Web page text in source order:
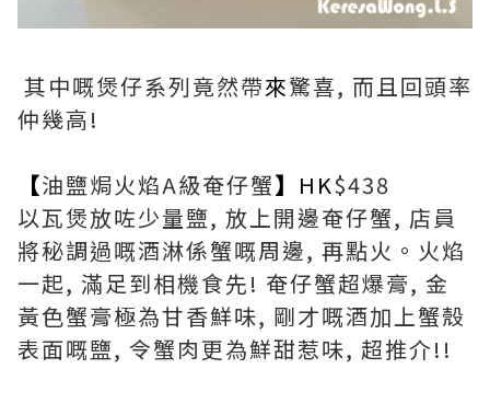
其中嘅煲仔系列竟然帶來驚喜, 而且回頭率
仲幾高!
【油鹽焗火焰A級奄仔蟹】 HK$438
以瓦煲放咗少量鹽, 放上開邊奄仔蟹, 店員
將秘調過嘅酒淋係蟹嘅周邊, 再點火。火焰
一起, 滿足到相機食先! 奄仔蟹超爆膏, 金
黃色蟹膏極為甘香鮮味, 剛才嘅酒加上蟹殼
表面嘅鹽, 令蟹肉更為鮮甜惹味, 超推介!!